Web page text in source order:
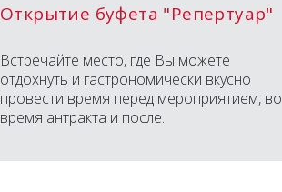
Открытие буфета "Репертуар"
Встречайте место, где Вы можете
отдохнуть и гастрономически вкусно
провести время перед мероприятием, во
время антракта и после.